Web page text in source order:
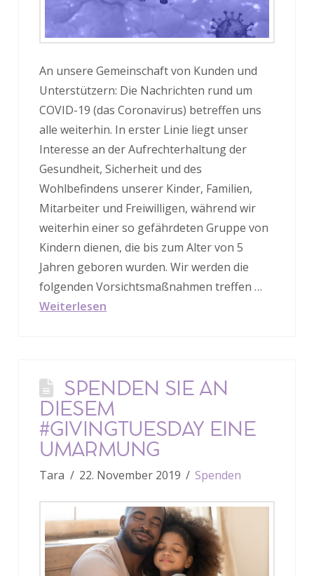
An unsere Gemeinschaft von Kunden und
Unterstützern: Die Nachrichten rund um
COVID-19 (das Coronavirus) betreffen uns
alle weiterhin. In erster Linie liegt unser
Interesse an der Aufrechterhaltung der
Gesundheit, Sicherheit und des
Wohlbefindens unserer Kinder, Familien,
Mitarbeiter und Freiwilligen, während wir
weiterhin einer so gefährdeten Gruppe von
Kindern dienen, die bis zum Alter von 5
Jahren geboren wurden. Wir werden die
folgenden Vorsichtsmaßnahmen treffen …
Weiterlesen
SPENDEN SIE AN
DIESEM
#GIVINGTUESDAY EINE
UMARMUNG
Tara 22. November 2019 Spenden